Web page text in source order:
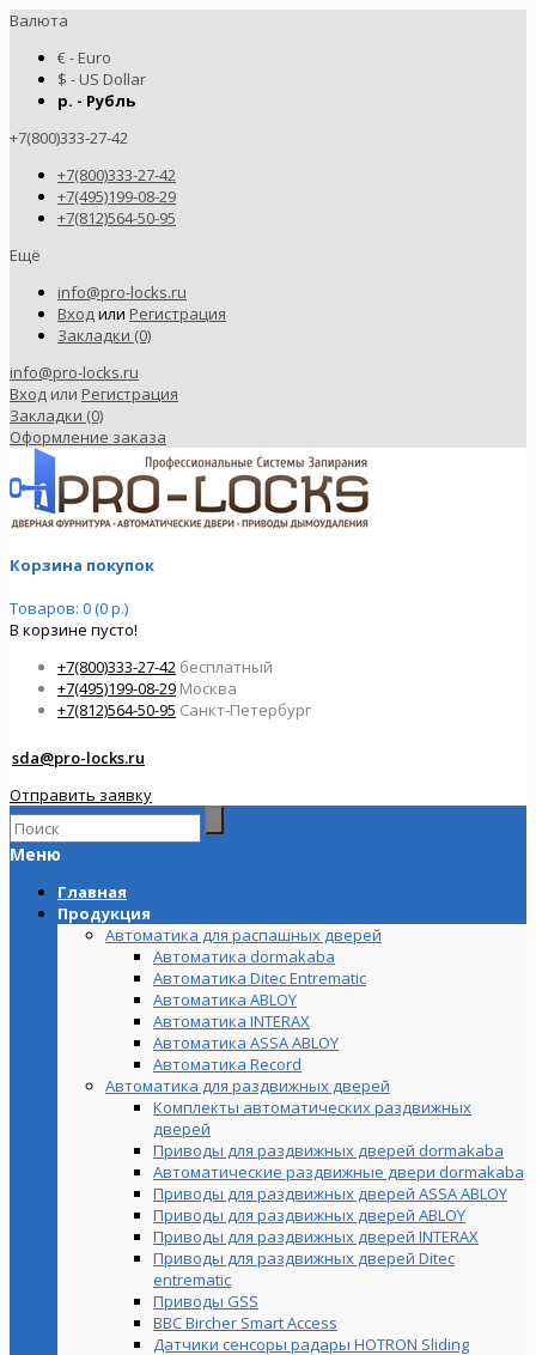
Валюта
€ - Euro
$ - US Dollar
р. - Рубль
+7(800)333-27-42
+7(800)333-27-42
+7(495)199-08-29
+7(812)564-50-95
Ещё
info@pro-locks.ru
Входили Регистрация
Закладки (0)
info@pro-locks.ru
Вход или Регистрация
Закладки (0)
Оформление заказа
Корзина покупок
Товаров: 0 (0 р.)
В корзине пусто!
+7(800)333-27-42 бесплатный
+7(495)199-08-29 Москва
+7(812)564-50-95 Санкт-Петербург
sda@pro-locks.ru
Отправить заявку
Меню
Главная
Продукция
Автоматика для распашных дверей
Автоматика dormakaba
Автоматика Ditec Entrematic
Автоматика ABLOY
Автоматика INTERAX
Автоматика ASSA ABLOY
Автоматика Record
Автоматика для раздвижных дверей
Комплекты автоматических раздвижных
дверей
Приводы для раздвижных дверей dormakaba
Автоматические раздвижные двери dormakaba
Приводы для раздвижных дверей ASSA ABLOY
Приводы для раздвижных дверей ABLOY
Приводы для раздвижных дверей INTERAX
Приводы для раздвижных дверей Ditec
entrematic
Приводы GSS
BBC Bircher Smart Access
Датчики сенсоры радары HOTRON Sliding